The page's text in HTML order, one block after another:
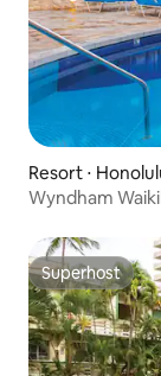
Resort ⋅
Wyndham
Superhost
Superhost